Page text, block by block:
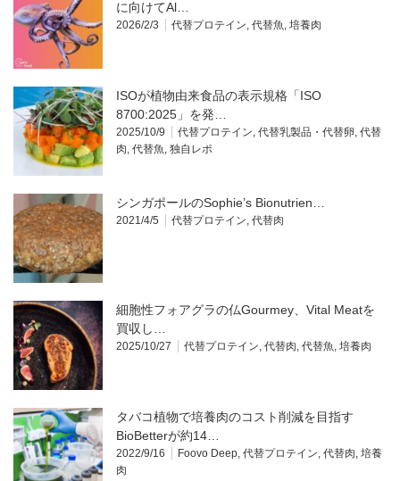
に向けてAl…
2026/2/3 代替プロテイン, 代替魚, 培養肉
ISOが植物由来食品の表示規格「ISO
8700:2025」を発…
2025/10/9 代替プロテイン, 代替乳製品・代替卵, 代替
肉, 代替魚, 独自レポ
シンガポールのSophie’s Bionutrien…
2021/4/5 代替プロテイン, 代替肉
細胞性フォアグラの仏Gourmey、Vital Meatを
買収し…
2025/10/27 代替プロテイン, 代替肉, 代替魚, 培養肉
タバコ植物で培養肉のコスト削減を目指す
BioBetterが約14…
2022/9/16 Foovo Deep, 代替プロテイン, 代替肉, 培養
肉